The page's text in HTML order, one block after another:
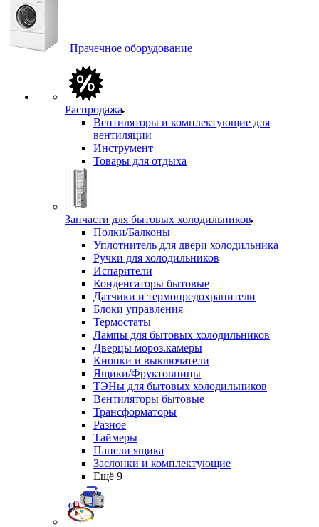
Прачечное оборудование
Распродажа
Вентиляторы и комплектующие для
вентиляции
Инструмент
Товары для отдыха
Запчасти для бытовых холодильников
Полки/Балконы
Уплотнитель для двери холодильника
Ручки для холодильников
Испарители
Конденсаторы бытовые
Датчики и термопредохранители
Блоки управления
Термостаты
Лампы для бытовых холодильников
Дверцы мороз.камеры
Кнопки и выключатели
Ящики/Фруктовницы
ТЭНы для бытовых холодильников
Вентиляторы бытовые
Трансформаторы
Разное
Таймеры
Панели ящика
Заслонки и комплектующие
Ещё 9